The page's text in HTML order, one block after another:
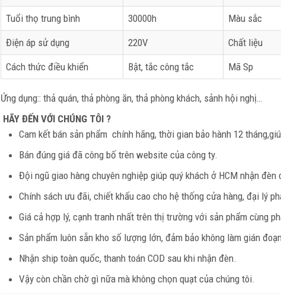
Tuổi thọ trung bình 30000h Màu sắc
Điện áp sử dụng 220V Chất liệu
Cách thức điều khiển Bật, tắc công tắc Mã Sp
Ứng dụng:: thả quán, thả phòng ăn, thả phòng khách, sảnh hội nghị…
HÃY ĐẾN VỚI CHÚNG TÔI ?
Cam kết bán sản phẩm chính hãng, thời gian bảo hành 12
Bán đúng giá đã công bố trên website của công ty.
Đội ngũ giao hàng chuyên nghiệp giúp quý khách ở HCM nhận đèn
Chính sách ưu đãi, chiết khấu cao cho hệ thống cửa hàng, đại lý
Giá cả hợp lý, cạnh tranh nhất trên thị trường với sản phẩm cùng
Sản phẩm luôn sẵn kho số lượng lớn, đảm bảo không làm gián
Nhận ship toàn quốc, thanh toán COD sau khi nhận đèn.
Vậy còn chần chờ gì nữa mà không chọn quạt của chúng tôi.